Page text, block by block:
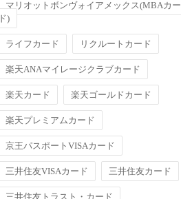
マリオットボンヴォイアメックス(MBAカー
ド)
ライフカード リクルートカード
楽天ANAマイレージクラブカード
楽天カード 楽天ゴールドカード
楽天プレミアムカード
京王パスポートVISAカード
三井住友VISAカード 三井住友カード
三井住友トラスト・カード